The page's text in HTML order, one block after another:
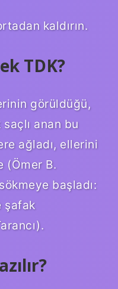
kaldırın.
TDK?
görüldüğü,
anan bu
ağladı, ellerini
(Ömer B.
başladı:
şafak